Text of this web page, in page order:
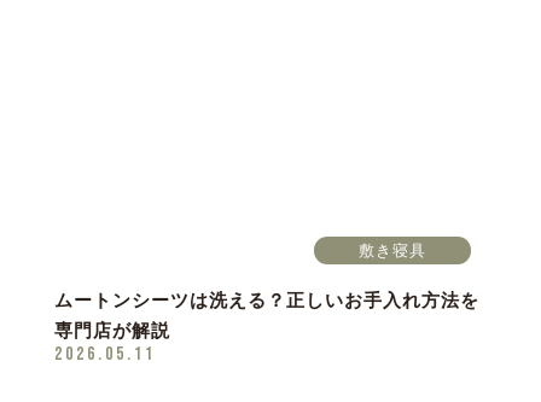
敷き寝具
ムートンシーツは洗える？正しいお手入れ方法を
専門店が解説
2026.05.11